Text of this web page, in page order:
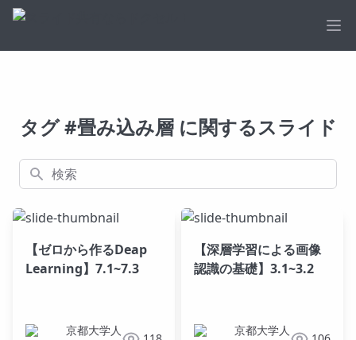
タグ #畳み込み層 に関するスライド
検索
【ゼロから作るDeap
Learning】7.1~7.3
京都大学人
【深層学習による画像
認識の基礎】3.1~3.2
京都大学人